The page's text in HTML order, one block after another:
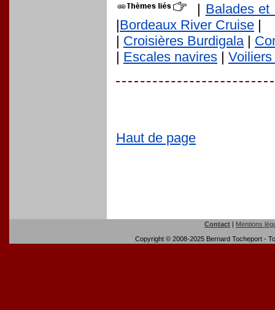
| Balades et
|Bordeaux River Cruise |
| Croisières Burdigala |
| Escales navires |
Haut de page
Contact | Mentions
Copyright © 2008-2025 Bernard Tocheport -